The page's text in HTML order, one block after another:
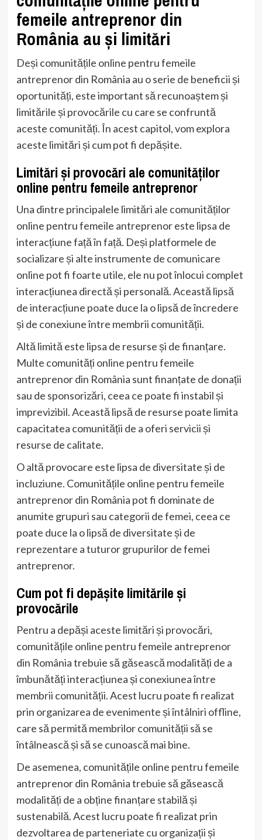
femeile antreprenor din
România au și limitări
Deși comunitățile online pentru femeile
antreprenor din România au o serie de beneficii și
oportunități, este important să recunoaștem și
limitările și provocările cu care se confruntă
aceste comunități. În acest capitol, vom explora
aceste limitări și cum pot fi depășite.
Limitări și provocări ale comunităților
online pentru femeile antreprenor
Una dintre principalele limitări ale comunităților
online pentru femeile antreprenor este lipsa de
interacțiune față în față. Deși platformele de
socializare și alte instrumente de comunicare
online pot fi foarte utile, ele nu pot înlocui complet
interacțiunea directă și personală. Această lipsă
de interacțiune poate duce la o lipsă de încredere
și de conexiune între membrii comunității.
Altă limită este lipsa de resurse și de finanțare.
Multe comunități online pentru femeile
antreprenor din România sunt finanțate de donații
sau de sponsorizări, ceea ce poate fi instabil și
imprevizibil. Această lipsă de resurse poate limita
capacitatea comunității de a oferi servicii și
resurse de calitate.
O altă provocare este lipsa de diversitate și de
incluziune. Comunitățile online pentru femeile
antreprenor din România pot fi dominate de
anumite grupuri sau categorii de femei, ceea ce
poate duce la o lipsă de diversitate și de
reprezentare a tuturor grupurilor de femei
antreprenor.
Cum pot fi depășite limitările și
provocările
Pentru a depăși aceste limitări și provocări,
comunitățile online pentru femeile antreprenor
din România trebuie să găsească modalități de a
îmbunătăți interacțiunea și conexiunea între
membrii comunității. Acest lucru poate fi realizat
prin organizarea de evenimente și întâlniri offline,
care să permită membrilor comunității să se
întâlnească și să se cunoască mai bine.
De asemenea, comunitățile online pentru femeile
antreprenor din România trebuie să găsească
modalități de a obține finanțare stabilă și
sustenabilă. Acest lucru poate fi realizat prin
dezvoltarea de parteneriate cu organizații și